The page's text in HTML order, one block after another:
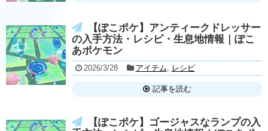
【ぽこポケ】アンティークドレッサー
の入手方法・レシピ・生息地情報｜ぽこ
あポケモン
2026/3/28 アイテム, レシピ
記事を読む
【ぽこポケ】ゴージャスなランプの入